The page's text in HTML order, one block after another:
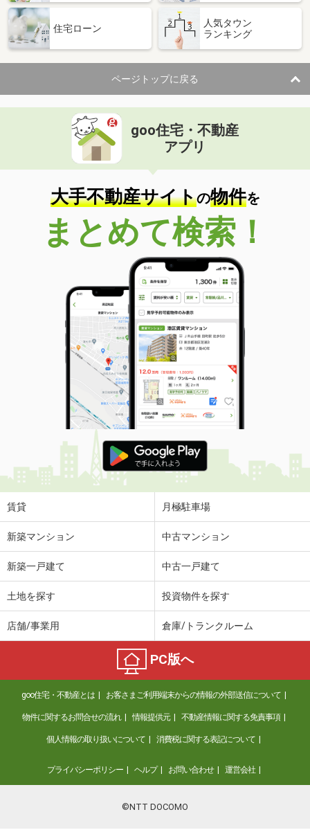
住宅ローン
人気タウン
ランキング
ページトップに戻る
goo住宅・不動産
アプリ
大手不動産サイトの物件を
まとめて検索！
賃貸 月極駐車場
新築マンション 中古マンション
新築一戸建て 中古一戸建て
土地を探す 投資物件を探す
店舗/事業用 倉庫/トランクルーム
PC版へ
goo住宅・不動産とは お客さまご利用端末からの情報の外部送信について
物件に関するお問合せの流れ 情報提供元 不動産情報に関する免責事項
個人情報の取り扱いについて 消費税に関する表記について
プライバシーポリシー ヘルプ お問い合わせ 運営会社
©NTT DOCOMO